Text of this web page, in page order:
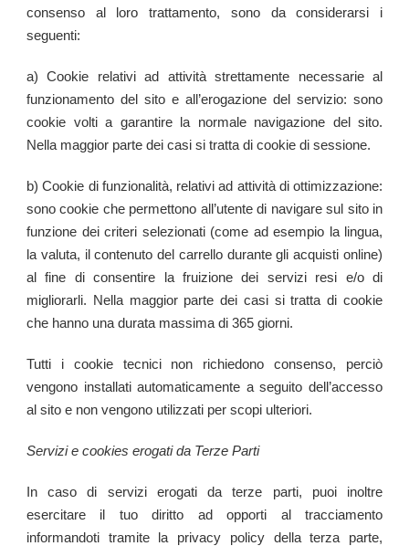
consenso al loro trattamento, sono da considerarsi i
seguenti:
a) Cookie relativi ad attività strettamente necessarie al
funzionamento del sito e all’erogazione del servizio: sono
cookie volti a garantire la normale navigazione del sito.
Nella maggior parte dei casi si tratta di cookie di sessione.
b) Cookie di funzionalità, relativi ad attività di ottimizzazione:
sono cookie che permettono all’utente di navigare sul sito in
funzione dei criteri selezionati (come ad esempio la lingua,
la valuta, il contenuto del carrello durante gli acquisti online)
al fine di consentire la fruizione dei servizi resi e/o di
migliorarli. Nella maggior parte dei casi si tratta di cookie
che hanno una durata massima di 365 giorni.
Tutti i cookie tecnici non richiedono consenso, perciò
vengono installati automaticamente a seguito dell’accesso
al sito e non vengono utilizzati per scopi ulteriori.
Servizi e cookies erogati da Terze Parti
In caso di servizi erogati da terze parti, puoi inoltre
esercitare il tuo diritto ad opporti al tracciamento
informandoti tramite la privacy policy della terza parte,